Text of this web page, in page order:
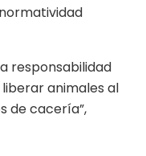
responsabilidad
animales al
de cacería”,